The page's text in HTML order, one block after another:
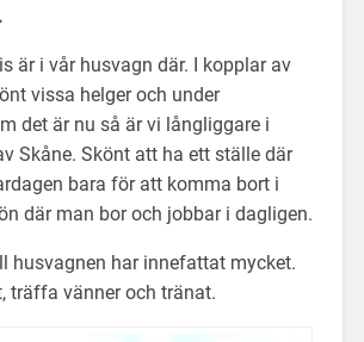
är i vår husvagn där. I kopplar av
vissa helger och under
det är nu så är vi långliggare i
Skåne. Skönt att ha ett ställe där
bara för att komma bort i
där man bor och jobbar i dagligen.
husvagnen har innefattat mycket.
träffa vänner och tränat.